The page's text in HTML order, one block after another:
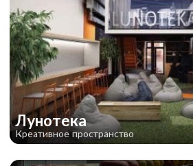
Лунотека
Креативное пространство